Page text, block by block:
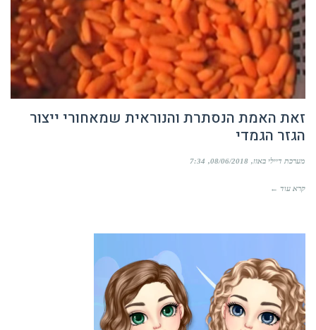
זאת האמת הנסתרת והנוראית שמאחורי ייצור
הגזר הגמדי
מערכת דיילי באזז 08/06/2018
7:34
קרא עוד ←